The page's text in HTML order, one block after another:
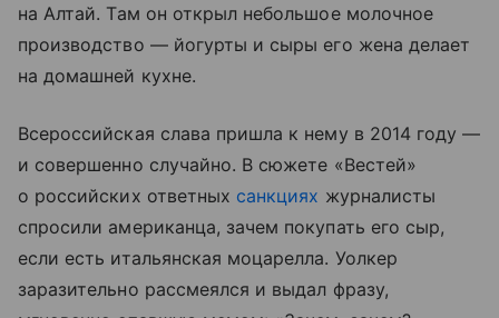
на Алтай. Там он открыл небольшое молочное
производство — йогурты и сыры его жена делает
на домашней кухне.
Всероссийская слава пришла к нему в 2014 году —
и совершенно случайно. В сюжете «Вестей»
о российских ответных санкциях журналисты
спросили американца, зачем покупать его сыр,
если есть итальянская моцарелла. Уолкер
заразительно рассмеялся и выдал фразу,